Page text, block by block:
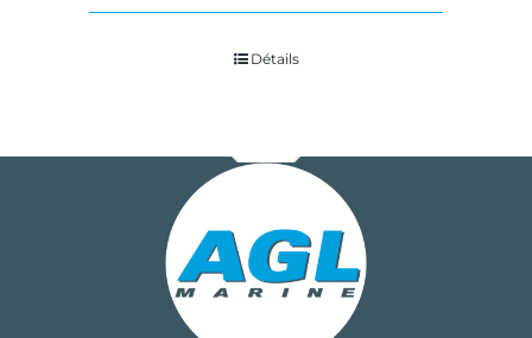
Détails